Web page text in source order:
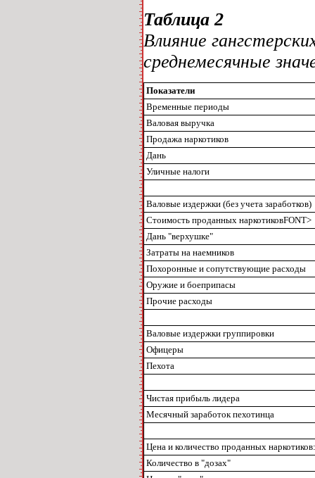
Таблица 2
Влияние
среднемесячные
Показатели
Временные периоды
Валовая выручка
Продажа наркотиков
Дань
Уличные налоги
Валовые издержки (без учета заработков)
Стоимость проданных наркотиковFONT>
Дань "верхушке"
Затраты на наемников
Похоронные и сопутствующие расходы
Оружие и боеприпасы
Прочие расходы
Валовые издержки группировки
Офицеры
Пехота
Чистая прибыль лидера
Месячный заработок пехотинца
Цена и количество проданных наркотиков:
Количество в "дозах"